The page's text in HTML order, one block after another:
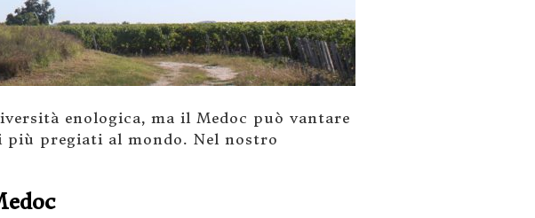
enologica, ma il Medoc può vantare
pregiati al mondo. Nel nostro